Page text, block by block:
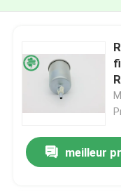
meilleur